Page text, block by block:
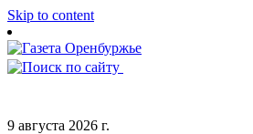
Skip to content
9 августа 2026 г.